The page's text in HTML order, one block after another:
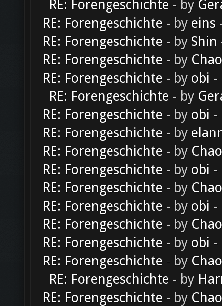
RE: Forengeschichte - by
RE: Forengeschichte - by eins
RE: Forengeschichte - by Shin
RE: Forengeschichte - by
RE: Forengeschichte - by obi -
RE: Forengeschichte - by
RE: Forengeschichte - by obi -
RE: Forengeschichte - by
RE: Forengeschichte - by
RE: Forengeschichte - by obi -
RE: Forengeschichte - by
RE: Forengeschichte - by obi -
RE: Forengeschichte - by
RE: Forengeschichte - by obi -
RE: Forengeschichte - by
RE: Forengeschichte - by
RE: Forengeschichte - by